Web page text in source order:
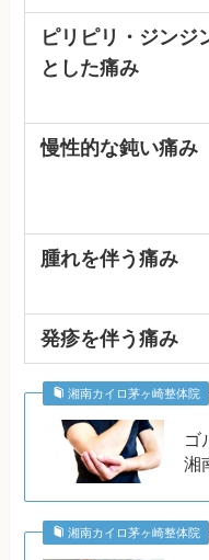
ピリピリ・ジンジ
とした痛み
慢性的な鈍い痛み
腫れを伴う痛み
発疹を伴う痛み
湘南カイロ茅ヶ崎整体院
ゴ
湘
湘南カイロ茅ヶ崎整体院